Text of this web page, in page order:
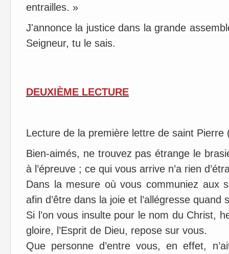
entrailles. »
J'annonce la justice dans la grande
Seigneur, tu le sais.
DEUXIÈME LECTURE
Lecture de la première lettre de saint Pierre
Bien-aimés, ne trouvez pas étrange le
à l’épreuve ; ce qui vous arrive n’a rien
Dans la mesure où vous communiez aux
afin d’être dans la joie et l’allégresse quand
Si l’on vous insulte pour le nom du Christ,
gloire, l’Esprit de Dieu, repose sur vous.
Que personne d’entre vous, en effet,